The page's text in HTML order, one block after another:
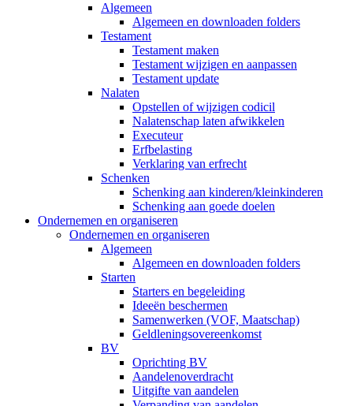
Algemeen
Algemeen en downloaden folders
Testament
Testament maken
Testament wijzigen en aanpassen
Testament update
Nalaten
Opstellen of wijzigen codicil
Nalatenschap laten afwikkelen
Executeur
Erfbelasting
Verklaring van erfrecht
Schenken
Schenking aan kinderen/kleinkinderen
Schenking aan goede doelen
Ondernemen en organiseren
Ondernemen en organiseren
Algemeen
Algemeen en downloaden folders
Starten
Starters en begeleiding
Ideeën beschermen
Samenwerken (VOF, Maatschap)
Geldleningsovereenkomst
BV
Oprichting BV
Aandelenoverdracht
Uitgifte van aandelen